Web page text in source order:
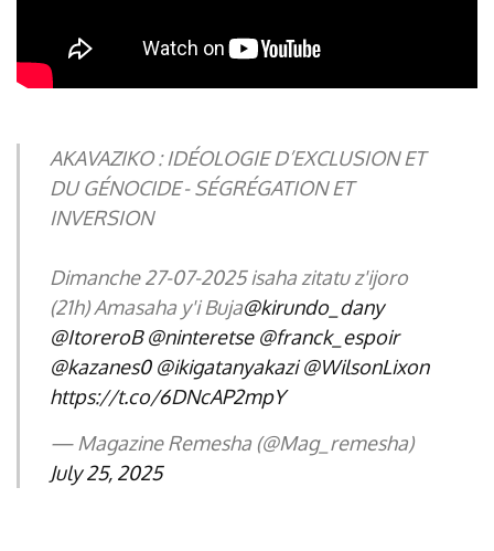
AKAVAZIKO : IDÉOLOGIE D’EXCLUSION ET
DU GÉNOCIDE - SÉGRÉGATION ET
INVERSION
Dimanche 27-07-2025 isaha zitatu z'ijoro
(21h) Amasaha y'i Buja@kirundo_dany
@ItoreroB @ninteretse @franck_espoir
@kazanes0 @ikigatanyakazi @WilsonLixon
https://t.co/6DNcAP2mpY
— Magazine Remesha (@Mag_remesha)
July 25, 2025